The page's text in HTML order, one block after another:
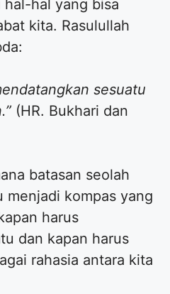
hal yang bisa
kita. Rasulullah
sesuatu
(HR. Bukhari dan
batasan seolah
menjadi kompas yang
harus
dan kapan harus
rahasia antara kita